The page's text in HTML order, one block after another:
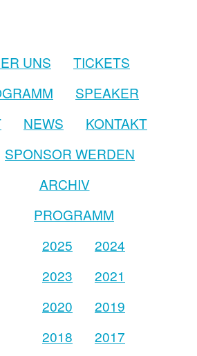
UNS
TICKETS
SPEAKER
NEWS
KONTAKT
SPONSOR WERDEN
ARCHIV
PROGRAMM
2025
2024
2023
2021
2020
2019
2018
2017